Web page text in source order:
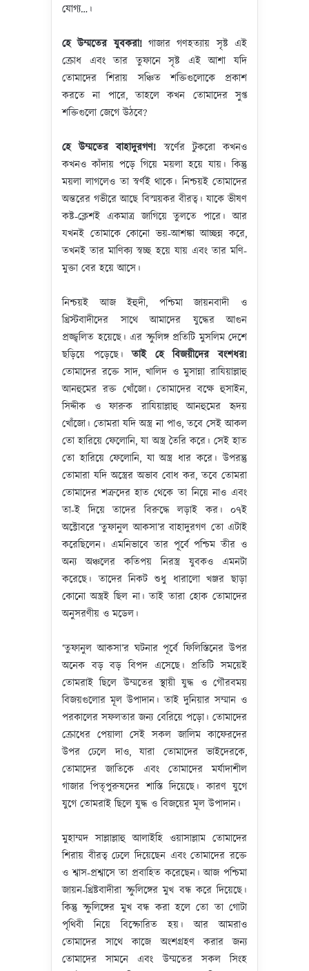
যোগ্য…।
হে উম্মতের যুবকরা!গাজার গণহত্যায় সৃষ্ট এই
ক্রোধ এবং তার তুফানে সৃষ্ট এই আশা যদি
তোমাদের শিরায় সঞ্চিত শক্তিগুলোকে প্রকাশ
করতে না পারে, তাহলে কখন তোমাদের সুপ্ত
শক্তিগুলো জেগে উঠবে?
হে উম্মতের বাহাদুরগণ! স্বর্ণের টুকরো কখনও
কখনও কাঁদায় পড়ে গিয়ে ময়লা হয়ে যায়। কিন্তু
ময়লা লাগলেও তা স্বর্ণই থাকে। নিশ্চয়ই তোমাদের
অন্তরের গভীরে আছে বিস্ময়কর বীরত্ব। যাকে ভীষণ
কষ্ট-ক্লেশই একমাত্র জাগিয়ে তুলতে পারে। আর
যখনই তোমাকে কোনো ভয়-আশঙ্কা আচ্ছন্ন করে,
তখনই তার মাণিক্য স্বচ্ছ হয়ে যায় এবং তার মণি-
মুক্তা বের হয়ে আসে।
নিশ্চয়ই আজ ইহুদী, পশ্চিমা জায়নবাদী ও
খ্রিস্টবাদীদের সাথে আমাদের যুদ্ধের আগুন
প্রজ্জ্বলিত হয়েছে। এর স্ফুলিঙ্গ প্রতিটি মুসলিম দেশে
ছড়িয়ে পড়েছে।তাই হে বিজয়ীদের বংশধর!
তোমাদের রক্তে সাদ, খালিদ ও মুসান্না রাযিয়াল্লাহু
আনহুমের রক্ত খোঁজো। তোমাদের বক্ষে হুসাইন,
সিদ্দীক ও ফারুক রাযিয়াল্লাহু আনহুমের হৃদয়
খোঁজো। তোমরা যদি অস্ত্র না পাও, তবে সেই আকল
তো হারিয়ে ফেলোনি, যা অস্ত্র তৈরি করে। সেই হাত
তো হারিয়ে ফেলোনি, যা অস্ত্র ধার করে। উপরন্তু
তোমারা যদি অস্ত্রের অভাব বোধ কর, তবে তোমরা
তোমাদের শত্রুদের হাত থেকে তা নিয়ে নাও এবং
তা-ই দিয়ে তাদের বিরুদ্ধে লড়াই কর। ০৭ই
অক্টোবরে ‘তুফানুল আকসা’র বাহাদুরগণ তো এটাই
করেছিলেন। এমনিভাবে তার পূর্বে পশ্চিম তীর ও
অন্য অঞ্চলের কতিপয় নিরস্ত্র যুবকও এমনটা
করেছে। তাদের নিকট শুধু ধারালো খঞ্জর ছাড়া
কোনো অস্ত্রই ছিল না। তাই তারা হোক তোমাদের
অনুসরণীয় ও মডেল।
‘তুফানুল আকসা’র ঘটনার পূর্বে ফিলিস্তিনের উপর
অনেক বড় বড় বিপদ এসেছে। প্রতিটি সময়েই
তোমরাই ছিলে উম্মতের স্থায়ী যুদ্ধ ও গৌরবময়
বিজয়গুলোর মূল উপাদান। তাই দুনিয়ার সম্মান ও
পরকালের সফলতার জন্য বেরিয়ে পড়ো। তোমাদের
ক্রোধের পেয়ালা সেই সকল জালিম কাফেরদের
উপর ঢেলে দাও, যারা তোমাদের ভাইদেরকে,
তোমাদের জাতিকে এবং তোমাদের মর্যাদাশীল
গাজার পিতৃপুরুষদের শাস্তি দিয়েছে। কারণ যুগে
যুগে তোমরাই ছিলে যুদ্ধ ও বিজয়ের মূল উপাদান।
মুহাম্মদ সাল্লাল্লাহু আলাইহি ওয়াসাল্লাম তোমাদের
শিরায় বীরত্ব ঢেলে দিয়েছেন এবং তোমাদের রক্তে
ও শ্বাস-প্রশ্বাসে তা প্রবাহিত করেছেন। আজ পশ্চিমা
জায়ন-খ্রিষ্টবাদীরা স্ফুলিঙ্গের মুখ বন্ধ করে দিয়েছে।
কিন্তু স্ফুলিঙ্গের মুখ বন্ধ করা হলে তো তা গোটা
পৃথিবী নিয়ে বিস্ফোরিত হয়। আর আমরাও
তোমাদের সাথে কাজে অংশগ্রহণ করার জন্য
তোমাদের সামনে এবং উম্মতের সকল সিংহ